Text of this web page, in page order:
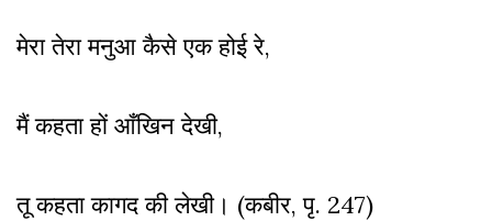
मेरा तेरा मनुआ कैसे एक होई रे,
मैं कहता हों आँखिन देखी,
तू कहता कागद की लेखी। (कबीर, पृ. 247)